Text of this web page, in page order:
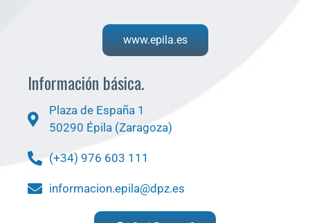
www.epila.es
Información básica.
Plaza de España 1
50290 Épila (Zaragoza)
(+34) 976 603 111
informacion.epila@dpz.es